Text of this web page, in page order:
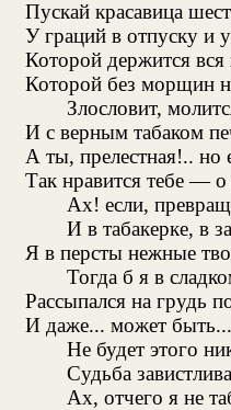
Пускай красавица
У граций в отпуску и
Которой держится вся
Которой без морщин
Злословит,
И с верным табаком
А ты, прелестная!.. но
Так нравится тебе —
Ах! если,
И в табакерке, в
Я в персты нежные
Тогда б я в
Рассыпался на грудь
И даже... может
Не будет этого
Судьба
Ах, отчего я не